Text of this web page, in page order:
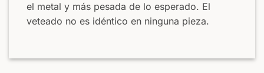
el metal y más pesada de lo esperado. El
veteado no es idéntico en ninguna pieza.